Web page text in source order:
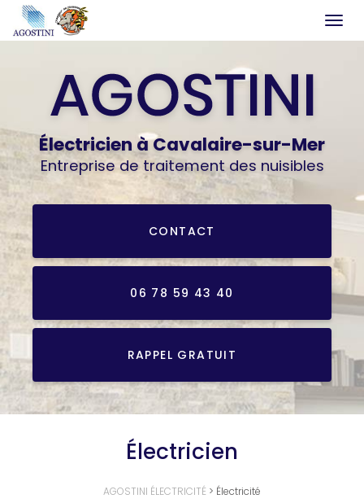
principal
Électricienà Cavalaire-sur-Mer
Entreprise de traitement des nuisibles
CONTACT
06 78 59 43 40
RAPPEL GRATUIT
Électricien
AGOSTINI ÉLECTRICITÉ > Électricité